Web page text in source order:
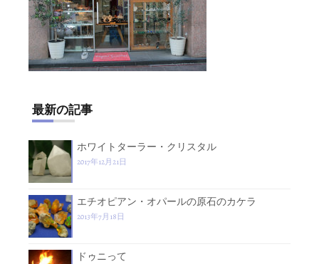
最新の記事
ホワイトターラー・クリスタル
2017年12月21日
エチオピアン・オパールの原石のカケラ
2013年7月18日
ドゥニって